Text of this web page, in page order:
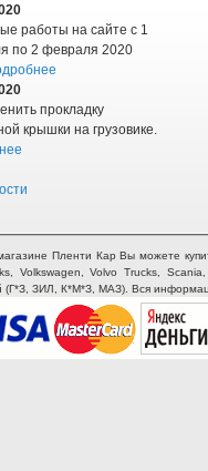
работы на сайте с 1
по 2 февраля 2020
прокладку
крышки на грузовике.
Пленти Кар Вы можете
Volkswagen, Volvo Trucks,
(Г*З, ЗИЛ, К*М*З, МАЗ). Вся